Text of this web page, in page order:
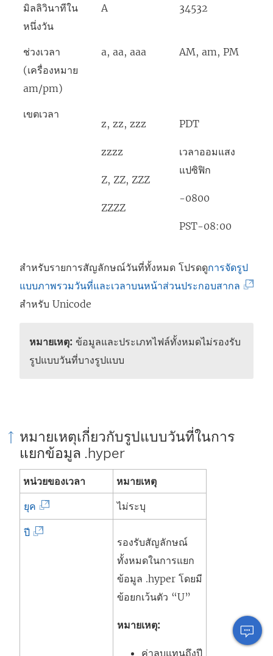
มิลลิวินาทีใน
หนึ่งวัน
A 34532
ช่วงเวลา
(เครื่องหมาย
am/pm)
a, aa, aaa AM, am, PM
เขตเวลา
z, zz, zzz
zzzz
Z, ZZ, ZZZ
ZZZZ
PDT
เวลาออมแสง
แปซิฟิก
-0800
PST-08:00
สำหรับรายการสัญลักษณ์วันที่ทั้งหมด โปรดดูการจัดรูป
แบบภาพรวมวันที่และเวลาบนหน้าส่วนประกอบสากล
ก์
ห
ม่
)
สำหรับ Unicode
หมายเหตุ: ข้อมูลและประเภทไฟล์ทั้งหมดไม่รองรับ
รูปแบบวันที่บางรูปแบบ
หมายเหตุเกี่ยวกับรูปแบบวันที่ในการ
แยกข้อมูล .hyper
หน่วยของเวลา หมายเหตุ
ยุค
ลิ
ไม่ระบุ
ปี(
รองรับสัญลักษณ์
ทั้งหมดในการแยก
ข้อมูล .hyper โดยมี
ข้อยกเว้นตัว “U”
หมายเหตุ:
ค่าลบแทนถึงปี